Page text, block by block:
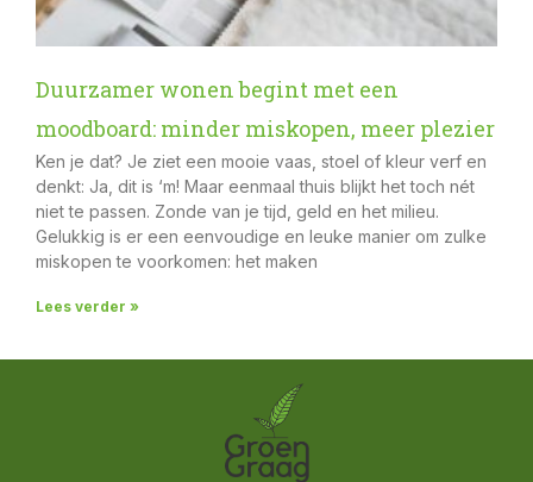
Duurzamer wonen begint met een
moodboard: minder miskopen, meer plezier
Ken je dat? Je ziet een mooie vaas, stoel of kleur verf en
denkt: Ja, dit is ‘m! Maar eenmaal thuis blijkt het toch nét
niet te passen. Zonde van je tijd, geld en het milieu.
Gelukkig is er een eenvoudige en leuke manier om zulke
miskopen te voorkomen: het maken
Lees verder »